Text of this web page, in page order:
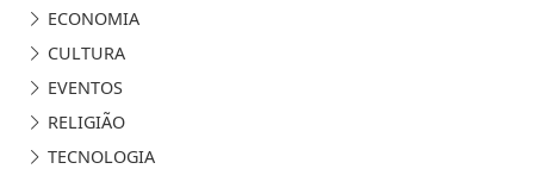
ECONOMIA
CULTURA
EVENTOS
RELIGIÃO
TECNOLOGIA